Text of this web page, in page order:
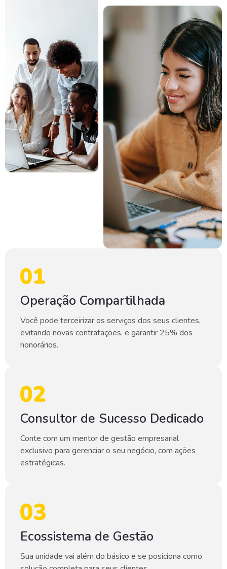
Operação Compartilhada
Você pode terceirizar os serviços dos seus clientes,
evitando novas contratações, e garantir 25% dos
honorários.
Consultor de Sucesso Dedicado
Conte com um mentor de gestão empresarial
exclusivo para gerenciar o seu negócio, com ações
estratégicas.
Ecossistema de Gestão
Sua unidade vai além do básico e se posiciona como